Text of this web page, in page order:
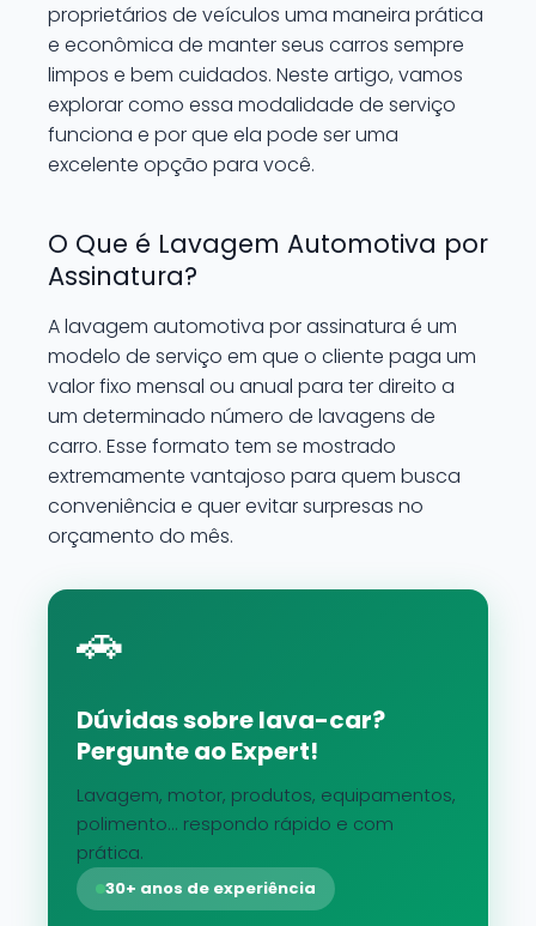
proprietários de veículos uma maneira prática
e econômica de manter seus carros sempre
limpos e bem cuidados. Neste artigo, vamos
explorar como essa modalidade de serviço
funciona e por que ela pode ser uma
excelente opção para você.
O Que é Lavagem Automotiva por
Assinatura?
A lavagem automotiva por assinatura é um
modelo de serviço em que o cliente paga um
valor fixo mensal ou anual para ter direito a
um determinado número de lavagens de
carro. Esse formato tem se mostrado
extremamente vantajoso para quem busca
conveniência e quer evitar surpresas no
orçamento do mês.
🚗
Dúvidas sobre lava-car?
Pergunte ao Expert!
Lavagem, motor, produtos, equipamentos,
polimento... respondo rápido e com
prática.
30+ anos de experiência